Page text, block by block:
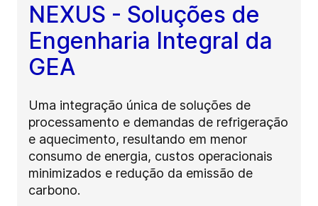
NEXUS - Soluções de
Engenharia Integral da
GEA
Uma integração única de soluções de
processamento e demandas de refrigeração
e aquecimento, resultando em menor
consumo de energia, custos operacionais
minimizados e redução da emissão de
carbono.